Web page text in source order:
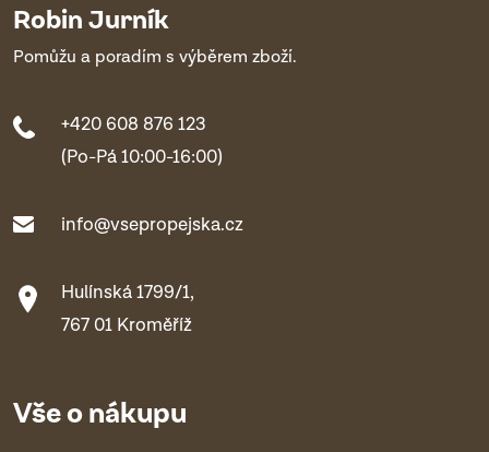
Robin Jurník
Pomůžu a poradím s výběrem zboží.
+420 608 876 123
(Po-Pá 10:00-16:00)
info@vsepropejska.cz
Hulínská 1799/1,
767 01 Kroměříž
Vše o nákupu